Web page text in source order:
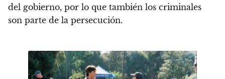
del gobierno, por lo que también los criminales
son parte de la persecución.